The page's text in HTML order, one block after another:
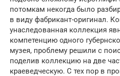
потомкам некогда было
в виду фабрикант-оригинал.
унаследованная коллекция
компетенцию одного
музея, проблему решили с
поделив коллекцию на две
краеведческую. С тех пор в